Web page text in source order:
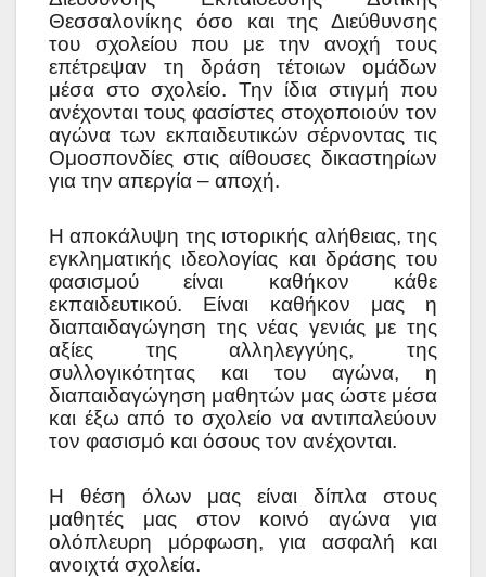
Θεσσαλονίκης όσο και της Διεύθυνσης
του σχολείου που με την ανοχή τους
επέτρεψαν τη δράση τέτοιων ομάδων
μέσα στο σχολείο. Την ίδια στιγμή που
ανέχονται τους φασίστες στοχοποιούν τον
αγώνα των εκπαιδευτικών σέρνοντας τις
Ομοσπονδίες στις αίθουσες δικαστηρίων
για την απεργία – αποχή.
Η αποκάλυψη της ιστορικής αλήθειας, της
εγκληματικής ιδεολογίας και δράσης του
φασισμού είναι καθήκον κάθε
εκπαιδευτικού. Είναι καθήκον μας η
διαπαιδαγώγηση της νέας γενιάς με της
αξίες της αλληλεγγύης, της
συλλογικότητας και του αγώνα, η
διαπαιδαγώγηση μαθητών μας ώστε μέσα
και έξω από το σχολείο να αντιπαλεύουν
τον φασισμό και όσους τον ανέχονται.
Η θέση όλων μας είναι δίπλα στους
μαθητές μας στον κοινό αγώνα για
ολόπλευρη μόρφωση, για ασφαλή και
ανοιχτά σχολεία.